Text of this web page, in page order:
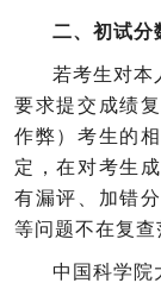
二、初试分
若考生对本
要求提交成绩
作弊）考生的
定，在对考生
有漏评、加错
等问题不在复查
中国科学院